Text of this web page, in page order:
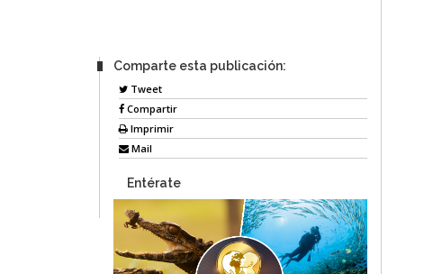
Comparte esta publicación:
Tweet
Compartir
Imprimir
Mail
Entérate